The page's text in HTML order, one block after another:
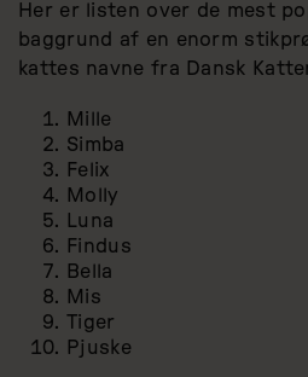
Her er listen over de mest
baggrund af en enorm
kattes navne fra Dansk
Mille
Simba
Felix
Molly
Luna
Findus
Bella
Mis
Tiger
Pjuske